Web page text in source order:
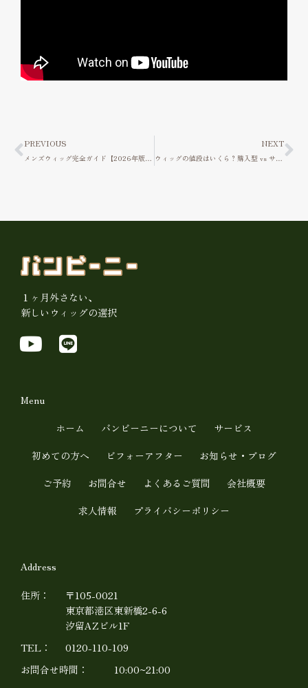
Prev
PREVIOUS
メンズウィッグ完全ガイド【2026年版】｜バンビーニー
NEXT
ウィッグの値段はいくら？購入型 vs サブスク型の費用を徹底比較
１ヶ月外さない、
新しいウィッグの選択
Y
t
b
e
L
Menu
ホーム バンビーニーについて
サービス
初めての方へ
ビフォーアフター
お知らせ・ブログ
ご予約
お問合せ よくあるご質問
会社概要
求人情報
プライバシーポリシー
Address
住所：
〒105-0021
東京都港区東新橋2-6-6
汐留AZビル1F
TEL：
0120-110-109
お問合せ時間：
10:00~21:00